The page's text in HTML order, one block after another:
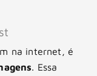
na internet, é
. Essa